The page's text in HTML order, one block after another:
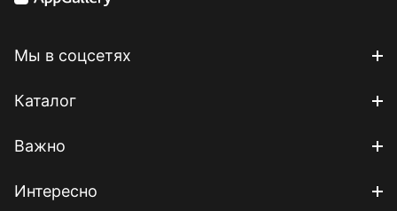
Мы в соцсетях
Каталог
Важно
Интересно